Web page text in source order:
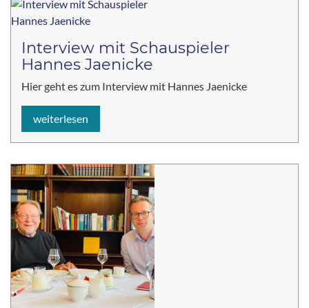
Interview mit Schauspieler
Hannes Jaenicke
Hier geht es zum Interview mit Hannes Jaenicke
weiterlesen